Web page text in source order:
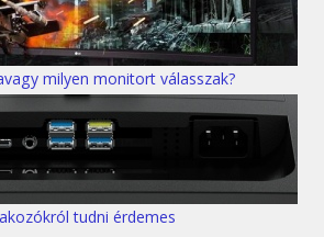
milyen monitort válasszak?
tudni érdemes